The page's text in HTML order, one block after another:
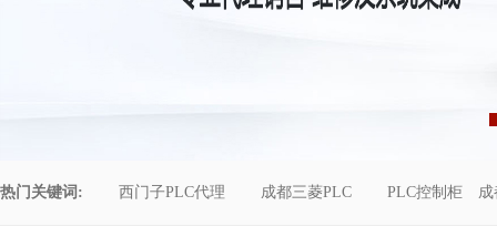
热门关键词: 西门子PLC代理 成都三菱PLC PLC控制柜